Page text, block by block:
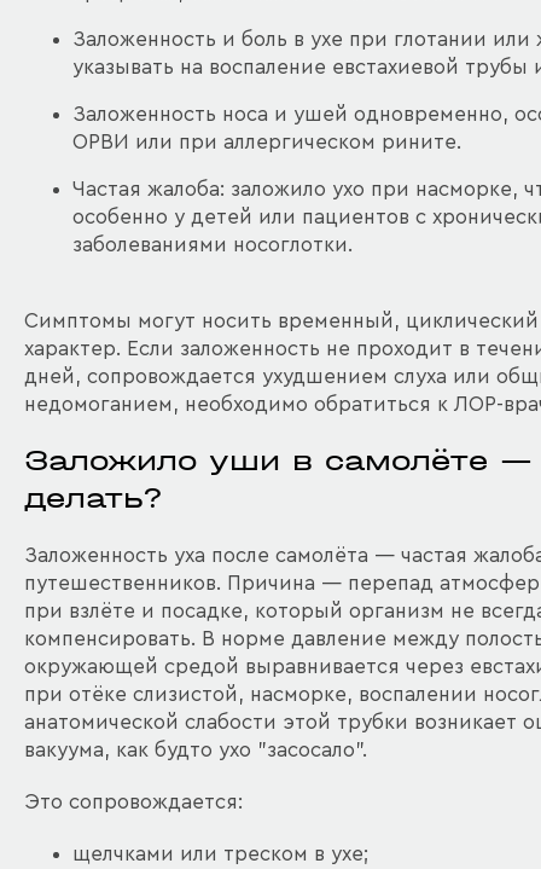
Заложенность и боль в ухе при глотании
указывать на воспаление евстахиевой трубы
Заложенность носа и ушей одновременно,
ОРВИ или при аллергическом рините.
Частая жалоба: заложило ухо при насморке,
особенно у детей или пациентов с
заболеваниями носоглотки.
Симптомы могут носить временный,
характер. Если заложенность не проходит в
дней, сопровождается ухудшением слуха или
недомоганием, необходимо обратиться к ЛОР-
Заложило уши в самолёте —
делать?
Заложенность уха после самолёта — частая
путешественников. Причина — перепад
при взлёте и посадке, который организм не
компенсировать. В норме давление между
окружающей средой выравнивается через
при отёке слизистой, насморке, воспалении
анатомической слабости этой трубки возникает
вакуума, как будто ухо "засосало".
Это сопровождается:
щелчками или треском в ухе;